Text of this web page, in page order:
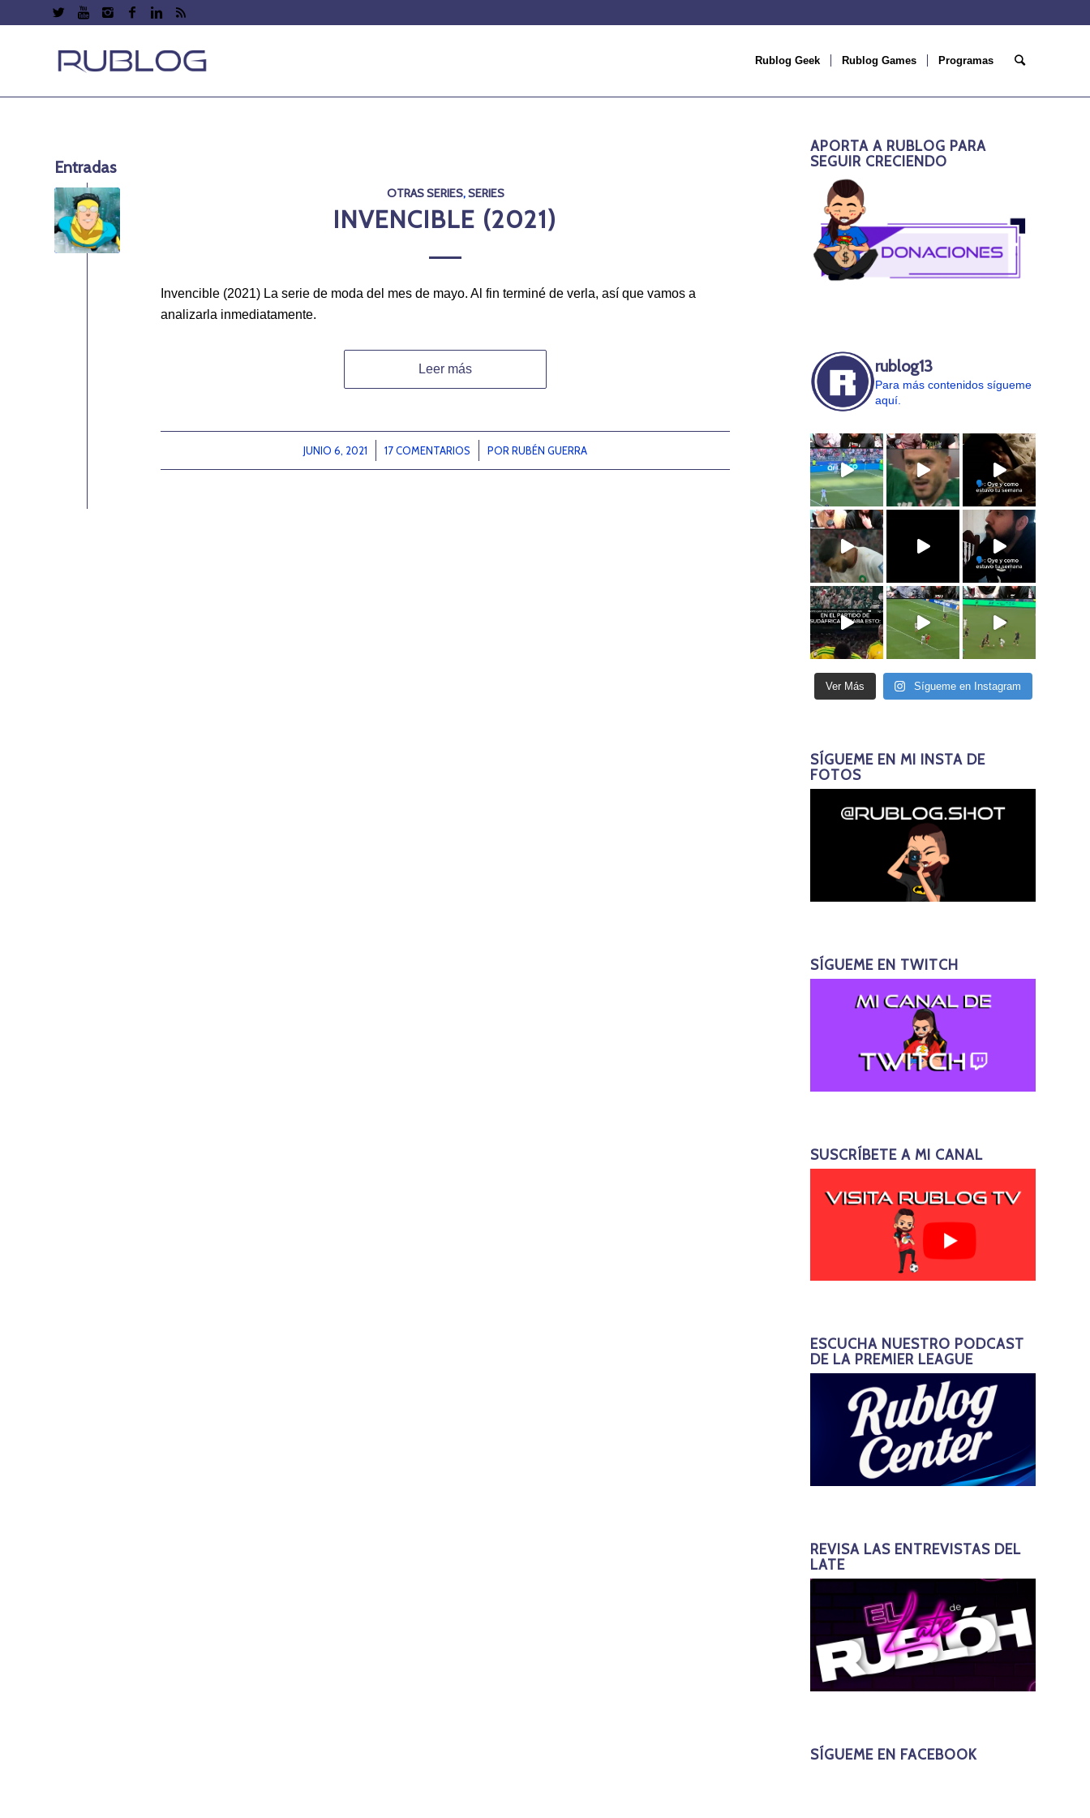
Rublog Geek Rublog Games Programas
Entradas
OTRAS SERIES,SERIES
INVENCIBLE (2021)
Invencible (2021) La serie de moda del mes de mayo. Al fin terminé de verla, así que vamos a
analizarla inmediatamente.
Leer más
JUNIO 6, 2021
/ 17 COMENTARIOS
/ PORRUBÉN GUERRA
APORTA A RUBLOG PARA
SEGUIR CRECIENDO
rublog13
Para más contenidos sígueme
aquí.
Ver Más Sígueme en Instagram
SÍGUEME EN MI INSTA DE
FOTOS
SÍGUEME EN TWITCH
SUSCRÍBETE A MI CANAL
ESCUCHA NUESTRO PODCAST
DE LA PREMIER LEAGUE
REVISA LAS ENTREVISTAS DEL
LATE
SÍGUEME EN FACEBOOK